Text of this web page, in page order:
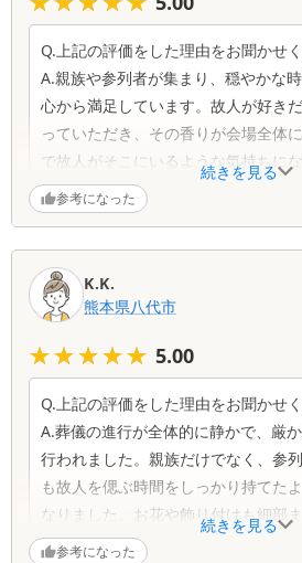
続きを見る
Q.上記の評価をした理由をお聞かせ
A.親族や参列者が集まり、穏やかな
心から満足しています。故人が好き
っていただき、その香りが会場全体
で故人がそこにいるような気持ちに
に花が咲き、悲しみの中にも温かい
きました。
Q.担当スタッフの対応ついてお聞かせ
A.柔らかい口調で私たちに寄り添いな
き、どんな小さな質問にも丁寧に答
最後まで気を配ってくださった姿勢
Q.改善点はありますか？お気づきの
A.特にございません。これ以上望む
参考になった
続きを見る
K.K.
熊本県八代市
★★★★★
★★★★★ 5.00
Q.上記の評価をした理由をお聞かせ
A.葬儀の進行が全体的に静かで、厳
行われました。親族だけでなく、参
も故人を偲ぶ時間をしっかり持てた
なりました。お花や飾り付けも細部
おり、故人への敬意が伝わる内容で
参考になった